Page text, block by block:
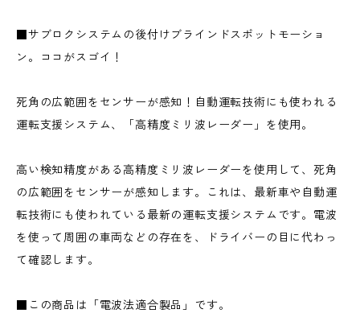
■サブロクシステムの後付けブラインドスポットモーショ
ン。ココがスゴイ！
死角の広範囲をセンサーが感知！自動運転技術にも使われる
運転支援システム、「高精度ミリ波レーダー」を使用。
高い検知精度がある高精度ミリ波レーダーを使用して、死角
の広範囲をセンサーが感知します。これは、最新車や自動運
転技術にも使われている最新の運転支援システムです。電波
を使って周囲の車両などの存在を、ドライバーの目に代わっ
て確認します。
■この商品は「電波法適合製品」です。